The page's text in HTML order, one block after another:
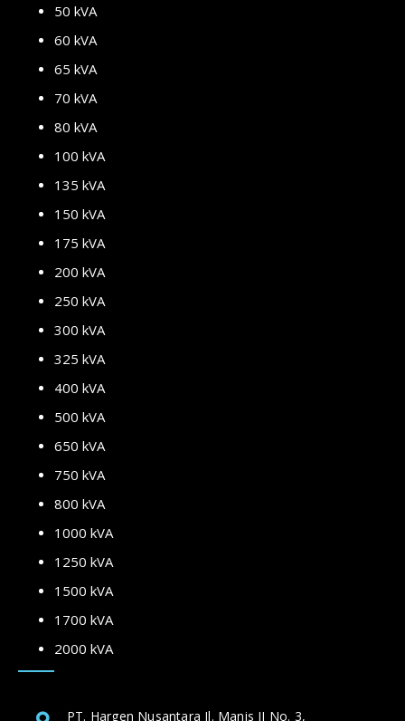
50 kVA
60 kVA
65 kVA
70 kVA
80 kVA
100 kVA
135 kVA
150 kVA
175 kVA
200 kVA
250 kVA
300 kVA
325 kVA
400 kVA
500 kVA
650 kVA
750 kVA
800 kVA
1000 kVA
1250 kVA
1500 kVA
1700 kVA
2000 kVA
PT. Hargen Nusantara Jl. Manis II No. 3,